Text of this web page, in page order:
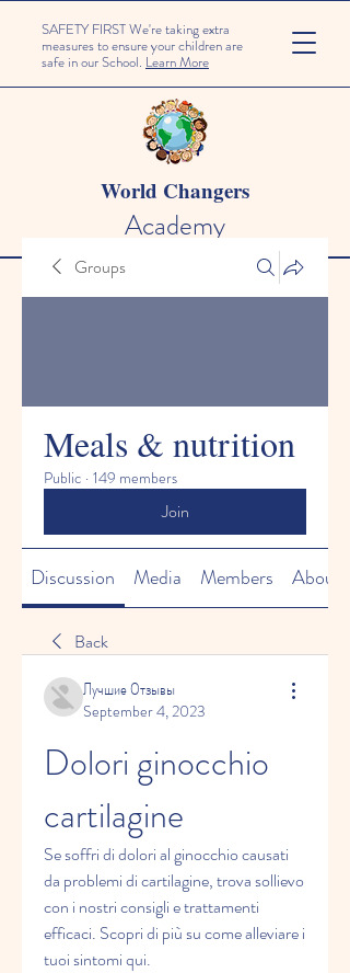
SAFETY FIRST We're taking extra
measures to ensure your children are
safe in our School. Learn More
World Changers
Academy
Groups
Meals & nutrition
Public · 149 members
Join
Discussion Media Members About
Back
Лучшие Отзывы
September 4, 2023
Dolori ginocchio
cartilagine
Se soffri di dolori al ginocchio causati
da problemi di cartilagine, trova sollievo
con i nostri consigli e trattamenti
efficaci. Scopri di più su come alleviare i
tuoi sintomi qui.